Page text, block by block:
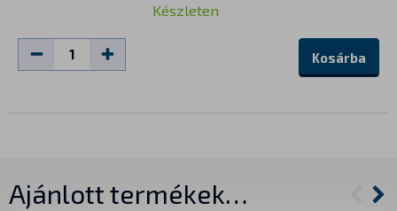
Készleten
Kosárba
Ajánlott termékek…